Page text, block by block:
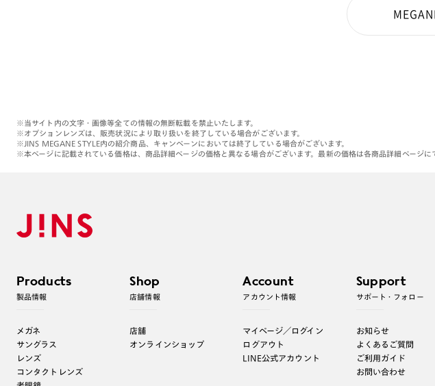
※当サイト内の文字・画像等全ての情報の無断転載を禁止いたします。
※オプションレンズは、販売状況により取り扱いを終了している場合がございます。
※JINS MEGANE STYLE内の紹介商品、キャンペーンにおいては終了している場合がございます。
※本ページに記載されている価格は、商品詳細ページの価格と異なる場合がございます。最新の価格は各商品詳細ページに
Products
製品情報
メガネ
サングラス
レンズ
コンタクトレンズ
Shop
店舗情報
店舗
オンラインショップ
Account
アカウント情報
マイページ／ログイン
ログアウト
LINE公式アカウント
Support
サポート・フォロー
お知らせ
よくあるご質問
ご利用ガイド
お問い合わせ